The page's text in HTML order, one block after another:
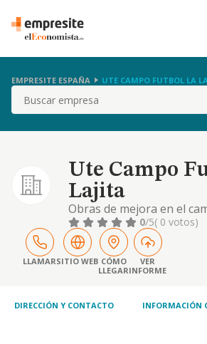
EMPRESITE ESPAÑA UTE CAMPO FUTBOL LA
Buscar
Ute Campo
Lajita
Obras de mejora en el
lajita.
0/5( 0 votos)
LLAMARSITIO WEB CÓMO
LLEGAR
VER
INFORME
DIRECCIÓN Y CONTACTO INFORMACIÓN